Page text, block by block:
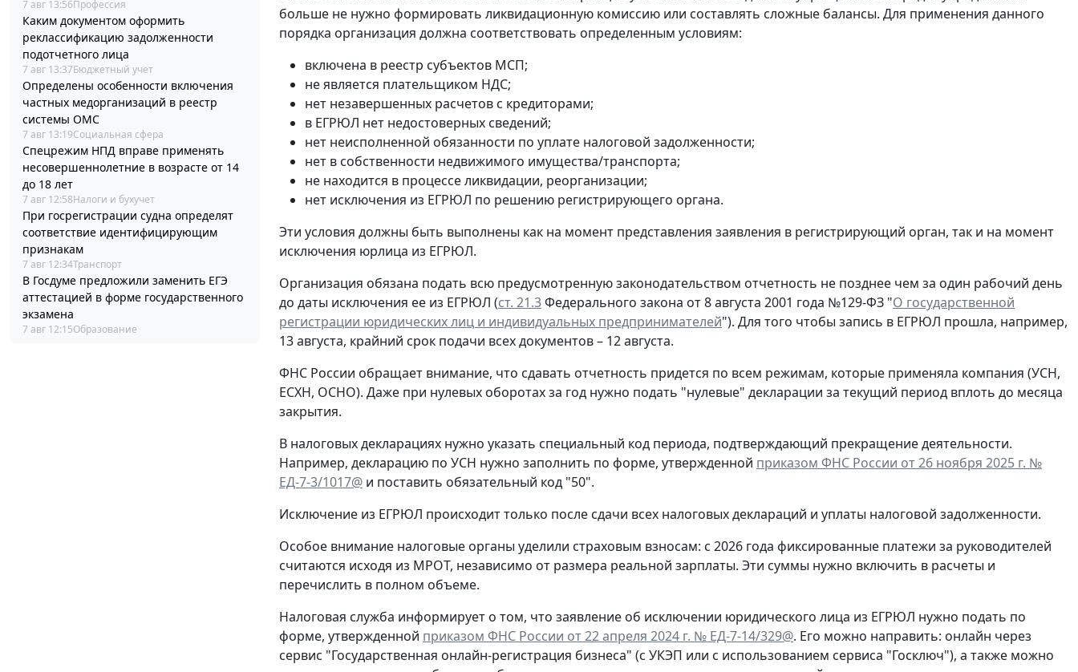
7 авг 13:56Профессия
Каким документом оформить
реклассификацию задолженности
подотчетного лица
7 авг 13:37Бюджетный учет
Определены особенности включения
частных медорганизаций в реестр
системы ОМС
7 авг 13:19Социальная сфера
Спецрежим НПД вправе применять
несовершеннолетние в возрасте от 14
до 18 лет
7 авг 12:58Налоги и бухучет
При госрегистрации судна определят
соответствие идентифицирующим
признакам
7 авг 12:34Транспорт
В Госдуме предложили заменить ЕГЭ
аттестацией в форме государственного
экзамена
7 авг 12:15Образование
больше не нужно формировать ликвидационную комиссию или составлять сложные балансы. Для применения данного
порядка организация должна соответствовать определенным условиям:
включена в реестр субъектов МСП;
не является плательщиком НДС;
нет незавершенных расчетов с кредиторами;
в ЕГРЮЛ нет недостоверных сведений;
нет неисполненной обязанности по уплате налоговой задолженности;
нет в собственности недвижимого имущества/транспорта;
не находится в процессе ликвидации, реорганизации;
нет исключения из ЕГРЮЛ по решению регистрирующего органа.
Эти условия должны быть выполнены как на момент представления заявления в регистрирующий орган, так и на момент
исключения юрлица из ЕГРЮЛ.
Организация обязана подать всю предусмотренную законодательством отчетность не позднее чем за один рабочий день
до даты исключения ее из ЕГРЮЛ (ст. 21.3Федерального закона от 8 августа 2001 года №129-ФЗ "О государственной
регистрации юридических лиц и индивидуальных предпринимателей"). Для того чтобы запись в ЕГРЮЛ прошла, например,
13 августа, крайний срок подачи всех документов – 12 августа.
ФНС России обращает внимание, что сдавать отчетность придется по всем режимам, которые применяла компания (УСН,
ЕСХН, ОСНО). Даже при нулевых оборотах за год нужно подать "нулевые" декларации за текущий период вплоть до месяца
закрытия.
В налоговых декларациях нужно указать специальный код периода, подтверждающий прекращение деятельности.
Например, декларацию по УСН нужно заполнить по форме, утвержденной приказом ФНС России от 26 ноября 2025 г. №
ЕД-7-3/1017@ и поставить обязательный код "50".
Исключение из ЕГРЮЛ происходит только после сдачи всех налоговых деклараций и уплаты налоговой задолженности.
Особое внимание налоговые органы уделили страховым взносам: с 2026 года фиксированные платежи за руководителей
считаются исходя из МРОТ, независимо от размера реальной зарплаты. Эти суммы нужно включить в расчеты и
перечислить в полном объеме.
Налоговая служба информирует о том, что заявление об исключении юридического лица из ЕГРЮЛ нужно подать по
форме, утвержденной приказом ФНС России от 22 апреля 2024 г. № ЕД-7-14/329@. Его можно направить: онлайн через
сервис "Государственная онлайн-регистрация бизнеса" (с УКЭП или с использованием сервиса "Госключ"), а также можно